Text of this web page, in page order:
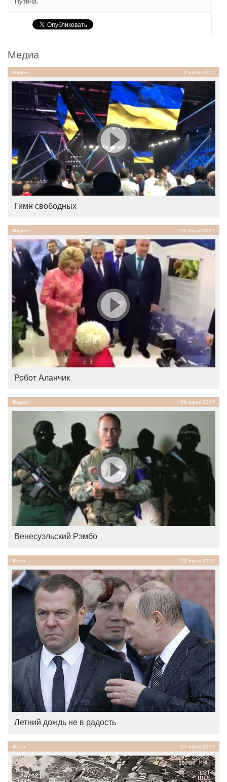
Медиа
Видео 2 июля 2017
Гимн свободных
Видео 30 июня 2017
Робот Аланчик
Видео 28 июня 2017
Венесуэльский Рэмбо
Фото 22 июня 2017
Летний дождь не в радость
Фото 21 июня 2017